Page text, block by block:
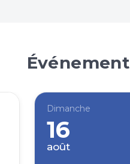
Dimanche
16
août